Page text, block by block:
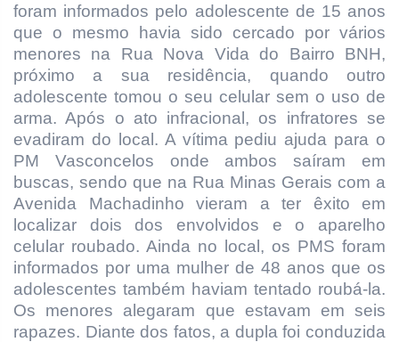
foram informados pelo adolescente de 15 anos
que o mesmo havia sido cercado por vários
menores na Rua Nova Vida do Bairro BNH,
próximo a sua residência, quando outro
adolescente tomou o seu celular sem o uso de
arma. Após o ato infracional, os infratores se
evadiram do local. A vítima pediu ajuda para o
PM Vasconcelos onde ambos saíram em
buscas, sendo que na Rua Minas Gerais com a
Avenida Machadinho vieram a ter êxito em
localizar dois dos envolvidos e o aparelho
celular roubado. Ainda no local, os PMS foram
informados por uma mulher de 48 anos que os
adolescentes também haviam tentado roubá-la.
Os menores alegaram que estavam em seis
rapazes. Diante dos fatos, a dupla foi conduzida